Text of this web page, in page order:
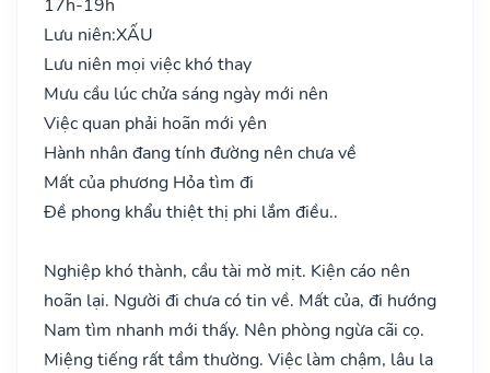
17h-19h
Lưu niên:XẤU
Lưu niên mọi việc khó thay
Mưu cầu lúc chửa sáng ngày mới nên
Việc quan phải hoãn mới yên
Hành nhân đang tính đường nên chưa về
Mất của phương Hỏa tìm đi
Đề phong khẩu thiệt thị phi lắm điều..
Nghiệp khó thành, cầu tài mờ mịt. Kiện cáo nên
hoãn lại. Người đi chưa có tin về. Mất của, đi hướng
Nam tìm nhanh mới thấy. Nên phòng ngừa cãi cọ.
Miệng tiếng rất tầm thường. Việc làm chậm, lâu la